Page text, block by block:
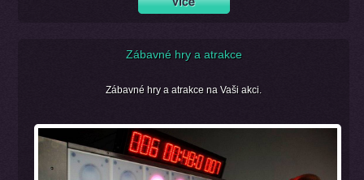
Zábavné hry a atrakce
Zábavné hry a atrakce na Vaši akci.